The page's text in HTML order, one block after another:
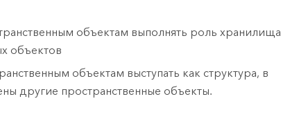
объектам выполнять роль хранилища
объектов
объектам выступать как структура, в
другие пространственные объекты.